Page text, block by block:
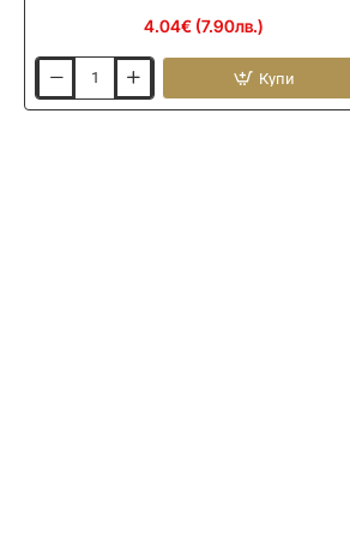
4.04€ (7.90лв.)
Захранка
CHAMPION
Купи